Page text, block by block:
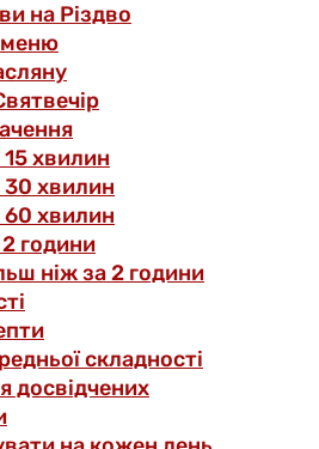
на Різдво
меню
хвилин
хвилин
хвилин
години
ніж за 2 години
складності
досвідчених